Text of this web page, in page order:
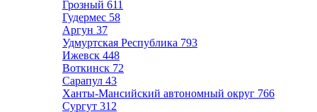
Грозный 611
Гудермес 58
Аргун 37
Удмуртская Республика 793
Ижевск 448
Воткинск 72
Сарапул 43
Ханты-Мансийский автономный округ 766
Сургут 312